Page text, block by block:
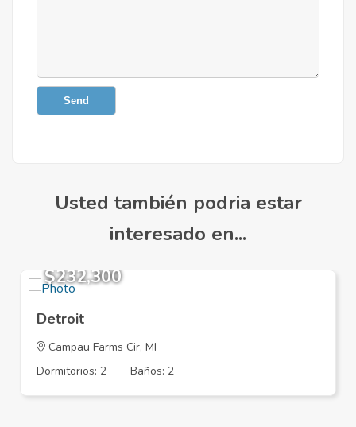
Send
Usted también podria estar
interesado en...
$232,300
Detroit
Campau Farms Cir, MI
Dormitorios: 2
Baños: 2